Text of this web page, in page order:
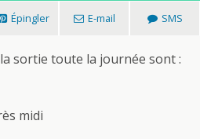
Épingler E-mail SMS
sortie toute la journée sont :
midi